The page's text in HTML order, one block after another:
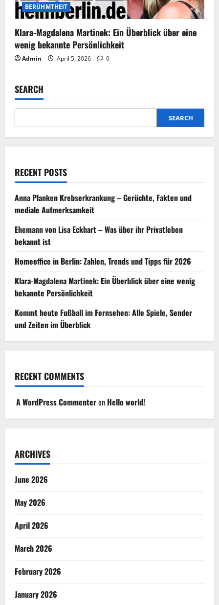
BERÜHMTHEIT
Klara-Magdalena Martinek: Ein Überblick über eine
wenig bekannte Persönlichkeit
Admin April 5, 2026 0
SEARCH
SEARCH
RECENT POSTS
Anna Planken Krebserkrankung – Gerüchte, Fakten und
mediale Aufmerksamkeit
Ehemann von Lisa Eckhart – Was über ihr Privatleben
bekannt ist
Homeoffice in Berlin: Zahlen, Trends und Tipps für 2026
Klara-Magdalena Martinek: Ein Überblick über eine wenig
bekannte Persönlichkeit
Kommt heute Fußball im Fernsehen: Alle Spiele, Sender
und Zeiten im Überblick
RECENT COMMENTS
A WordPress Commenteron Hello world!
ARCHIVES
June 2026
May 2026
April 2026
March 2026
February 2026
January 2026